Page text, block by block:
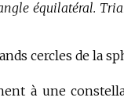
équilatéral.
cercles de la
à une